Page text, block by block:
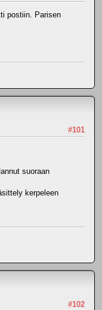
postiin. Parisen
#101
suoraan
kerpeleen
#102